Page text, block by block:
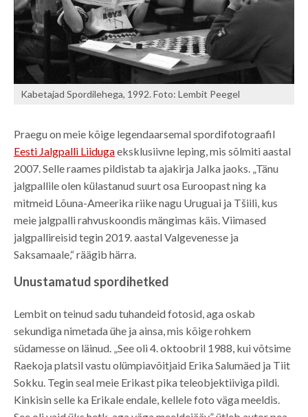
Kabetajad Spordilehega, 1992. Foto: Lembit Peegel
Praegu on meie kõige legendaarsemal spordifotograafil
Eesti Jalgpalli Liidugaeksklusiivne leping, mis sõlmiti aastal
2007. Selle raames pildistab ta ajakirja Jalka jaoks. „Tänu
jalgpallile olen külastanud suurt osa Euroopast ning ka
mitmeid Lõuna-Ameerika riike nagu Uruguai ja Tšiili, kus
meie jalgpalli rahvuskoondis mängimas käis. Viimased
jalgpallireisid tegin 2019. aastal Valgevenesse ja
Saksamaale,“ räägib härra.
Unustamatud spordihetked
Lembit on teinud sadu tuhandeid fotosid, aga oskab
sekundiga nimetada ühe ja ainsa, mis kõige rohkem
südamesse on läinud. „See oli 4. oktoobril 1988, kui võtsime
Raekoja platsil vastu olümpiavõitjaid Erika Salumäed ja Tiit
Sokku. Tegin seal meie Erikast pika teleobjektiiviga pildi.
Kinkisin selle ka Erikale endale, kellele foto väga meeldis.